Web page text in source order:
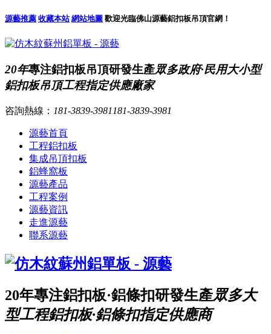
源藝推薦 收藏本站 網站地圖 歡迎光臨佛山源藝鋁扣板吊頂官網！
20年專注鋁扣板吊頂研發生產眾多政府·民用大小型
鋁扣板吊頂工程指定供應廠家
咨詢熱線： 181-3839-3981 181-3839-3981
源藝首頁
工程鋁扣板
集成吊頂扣板
鋁蜂窩板
源藝產品
工程案例
源藝資訊
走進源藝
聯系源藝
20年專注鋁扣板·鋁條扣研發生產眾多大
型工程鋁扣板·鋁條扣指定供應商